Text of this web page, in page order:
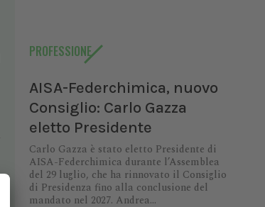
PROFESSIONE
AISA-Federchimica, nuovo
Consiglio: Carlo Gazza
eletto Presidente
Carlo Gazza è stato eletto Presidente di
AISA-Federchimica durante l’Assemblea
del 29 luglio, che ha rinnovato il Consiglio
di Presidenza fino alla conclusione del
mandato nel 2027. Andrea...